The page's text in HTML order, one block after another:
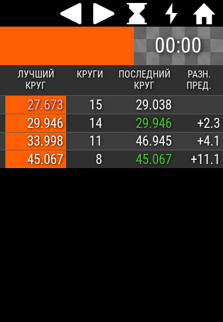
00:00
ЛУЧШИЙ
КРУГ
КРУГИ
ПОСЛЕДНИЙ
КРУГ
РАЗН.
ПРЕД.
27.673 15
29.038
29.946 14 29.946
+2.3
33.998 11 46.945
+4.1
45.067 8 45.067 +11.1